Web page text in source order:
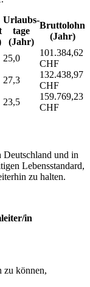
Urlaubs­
tage
(Jahr)
Bruttolohn
(Jahr)
25,0
101.384,62
CHF
27,3
132.438,97
CHF
23,5
159.769,23
CHF
und in
Lebensstandard,
zu halten.
in
zu können,